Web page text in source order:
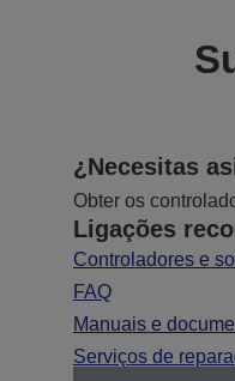
¿Necesitas
Obter os
Ligações
Controladores e
FAQ
Manuais e
Serviços de